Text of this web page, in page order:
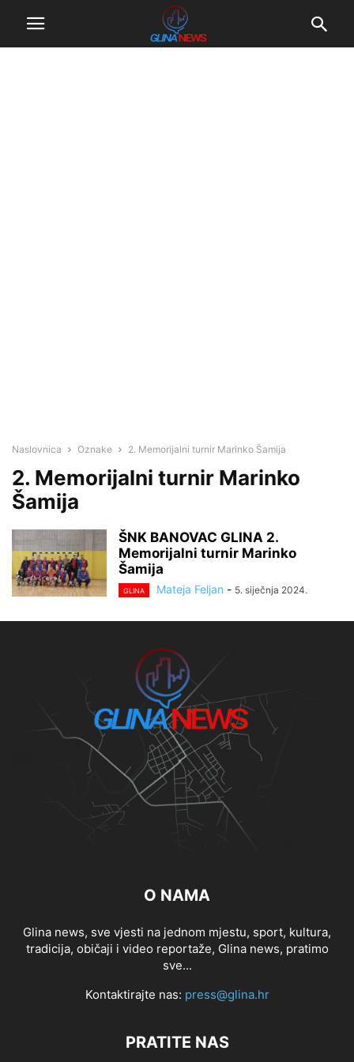
Naslovnica Oznake 2. Memorijalni turnir Marinko Šamija
2. Memorijalni turnir Marinko
Šamija
ŠNK BANOVAC GLINA 2.
Memorijalni turnir Marinko
Šamija
GLINA Mateja Feljan - 5. siječnja 2024.
O NAMA
Glina news, sve vjesti na jednom mjestu, sport, kultura,
tradicija, običaji i video reportaže, Glina news, pratimo
sve...
Kontaktirajte nas: press@glina.hr
PRATITE NAS